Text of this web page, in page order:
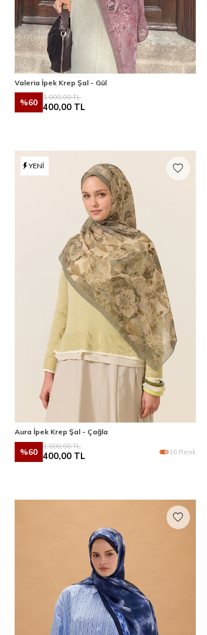
Valeria İpek Krep Şal - Gül
%60
1.000,00TL
400,00 TL
YENI
Aura İpek Krep Şal - Çağla
%60
1.000,00TL
400,00 TL 16 Renk